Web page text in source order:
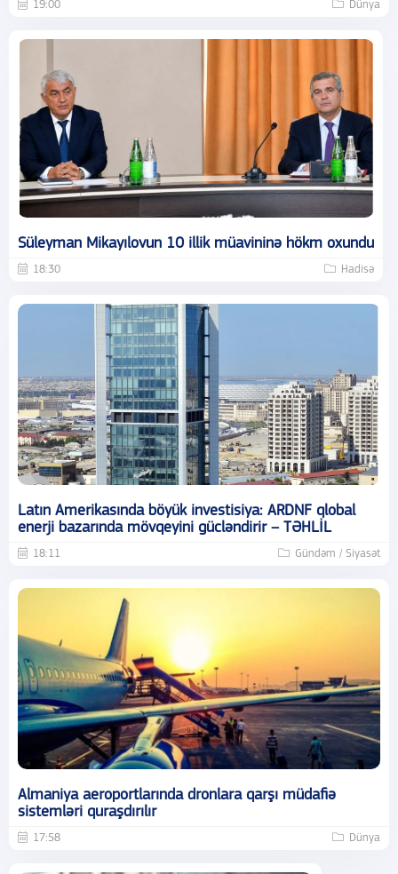
19:00 Dünya
Süleyman Mikayılovun 10 illik müavininə hökm oxundu
18:30 Hadisə
Latın Amerikasında böyük investisiya: ARDNF qlobal
enerji bazarında mövqeyini gücləndirir – TƏHLİL
18:11 Gündəm / Siyasət
Almaniya aeroportlarında dronlara qarşı müdafiə
sistemləri quraşdırılır
17:58 Dünya